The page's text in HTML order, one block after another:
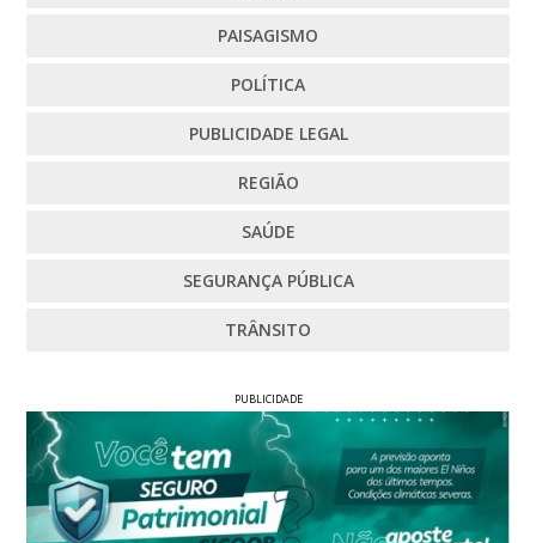
PAISAGISMO
POLÍTICA
PUBLICIDADE LEGAL
REGIÃO
SAÚDE
SEGURANÇA PÚBLICA
TRÂNSITO
PUBLICIDADE